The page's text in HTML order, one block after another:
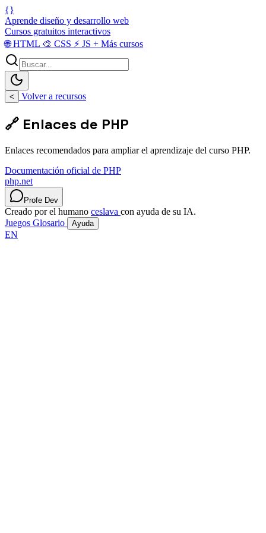
{}
Aprende diseño y desarrollo web
Cursos gratuitos interactivos
🌐HTML 🎨 CSS ⚡ JS + Más cursos
< Volver a recursos
🔗 Enlaces de PHP
Enlaces recomendados para ampliar el aprendizaje del curso PHP.
Documentación oficial de PHP
php.net
Profe Dev
Creado por el humano ceslava con ayuda de su IA.
Juegos Glosario Ayuda
EN